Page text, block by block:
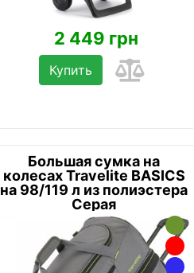
2 449 грн
Купить
Большая сумка на
колесах Travelite BASICS
на 98/119 л из полиэстера
Серая